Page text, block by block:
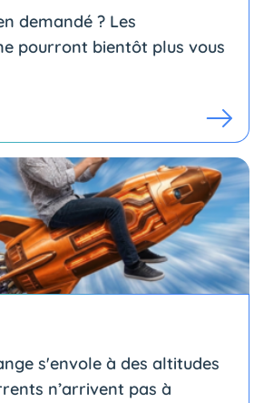
demandé ? Les
pourront bientôt plus vous
s'envole à des altitudes
n’arrivent pas à